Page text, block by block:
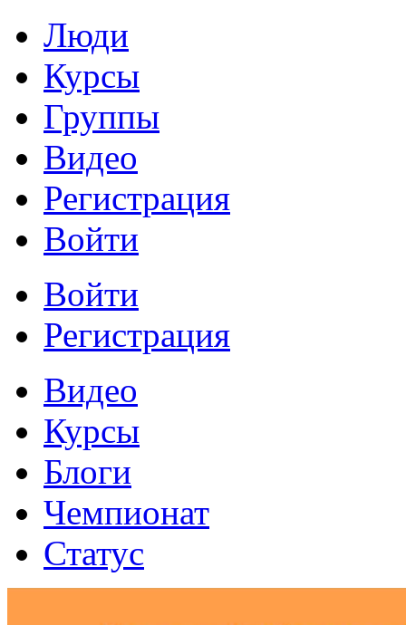
Люди
Курсы
Группы
Видео
Регистрация
Войти
Войти
Регистрация
Видео
Курсы
Блоги
Чемпионат
Статус